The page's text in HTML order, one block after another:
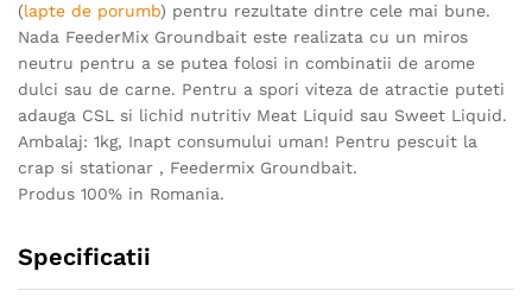
(lapte de porumb) pentru rezultate dintre cele mai bune.
Nada FeederMix Groundbait este realizata cu un miros
neutru pentru a se putea folosi in combinatii de arome
dulci sau de carne. Pentru a spori viteza de atractie puteti
adauga CSL si lichid nutritiv Meat Liquid sau Sweet Liquid.
Ambalaj: 1kg, Inapt consumului uman! Pentru pescuit la
crap si stationar , Feedermix Groundbait.
Produs 100% in Romania.
Specificatii